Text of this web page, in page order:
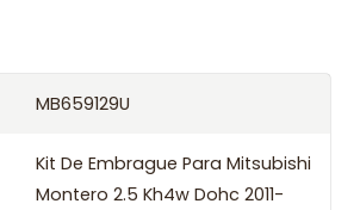
de confirmación.
MB659129U
Kit De Embrague Para Mitsubishi
Montero 2.5 Kh4w Dohc 2011-